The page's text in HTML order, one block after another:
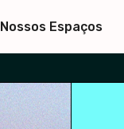
Nossos Espaços